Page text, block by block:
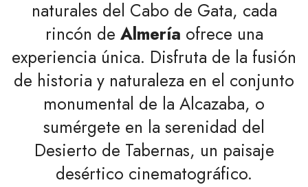
naturales del Cabo de Gata, cada
rincón de Almería ofrece una
experiencia única. Disfruta de la fusión
de historia y naturaleza en el conjunto
monumental de la Alcazaba, o
sumérgete en la serenidad del
Desierto de Tabernas, un paisaje
desértico cinematográfico.